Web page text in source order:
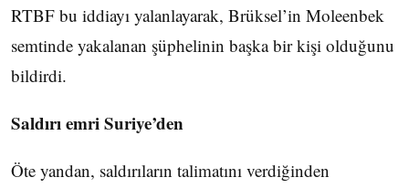
RTBF bu iddiayı yalanlayarak, Brüksel’in Moleenbek
semtinde yakalanan şüphelinin başka bir kişi olduğunu
bildirdi.
Saldırı emri Suriye’den
Öte yandan, saldırıların talimatını verdiğinden